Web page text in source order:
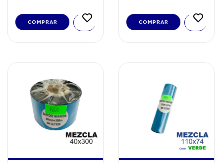
COMPRAR COMPRAR